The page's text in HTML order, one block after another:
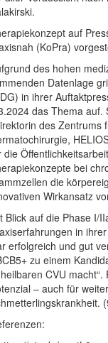
auf
(KoPra)
des hohen
Datenlage
in ihrer
das Thema auf.
des Zentrums
die
bei
die
Wirkansatz
Blick auf die Phase I/
in
erfolgreich und gut
zu einem
CVU
– auch für